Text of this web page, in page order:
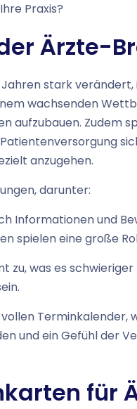
Praxis?
Ärzte-
stark
wachsenden
aufzubauen. Zudem
anzugehen.
darunter:
Informationen und
spielen eine große
zu, was es
Terminkalender,
und ein Gefühl der
für